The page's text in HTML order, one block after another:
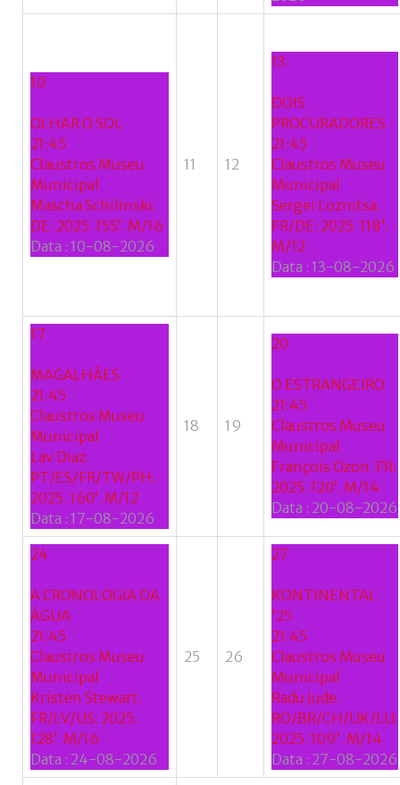
10
OLHAR O SOL
21:45
Claustros Museu
Municipal
Mascha Schilinski.
DE: 2025. 155’. M/16
Data : 10-08-2026
11 12
13
DOIS
PROCURADORES
21:45
Claustros Museu
Municipal
Sergei Loznitsa.
FR/DE: 2025. 118’.
M/12
Data : 13-08-2026
17
MAGALHÃES
21:45
Claustros Museu
Municipal
Lav Diaz.
PT/ES/FR/TW/PH:
2025. 160’. M/12
Data : 17-08-2026
18 19
20
O ESTRANGEIRO
21:45
Claustros Museu
Municipal
François Ozon. FR:
2025. 120’. M/14
Data : 20-08-2026
24
A CRONOLOGIA DA
ÁGUA
21:45
Claustros Museu
Municipal
Kristen Stewart.
FR/LV/US: 2025.
128’. M/16
Data : 24-08-2026
25 26
27
KONTINENTAL
'25
21:45
Claustros Museu
Municipal
Radu Jude.
RO/BR/CH/UK/LU:
2025. 109’. M/14
Data : 27-08-2026